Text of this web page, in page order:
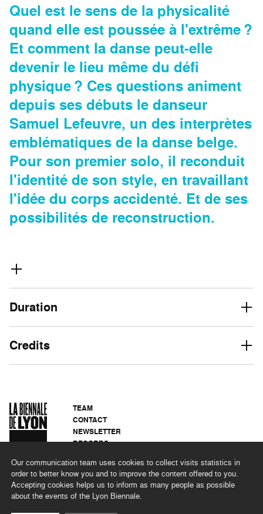
Our communication team uses cookies to collect visits statistics in
order to better know you and to improve the content offered to you.
Accepting cookies helps us to inform as many people as possible
about the events of the Lyon Biennale.
Quel est le sens de la physicalité
quand elle est poussée à l'extrême ?
Et comment la danse peut-elle
devenir le lieu même du défi
physique ? Ces questions animent
depuis ses débuts le danseur
Samuel Lefeuvre, un des interprètes
emblématiques de la danse belge.
Pour son premier solo, il reconduit
l'identité de son style, en travaillant
l'idée du corps accidenté. Et de ses
possibilités de reconstruction.
Duration
Credits
TEAM
CONTACT
NEWSLETTER
RECORDS
LEGAL NOTICES
CSR PROGRAMME